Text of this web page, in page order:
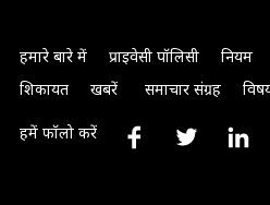
हमारे बारे में प्राइवेसी पॉलिसी नियम
शिकायत
खबरें समाचार संग्रह
हमें फॉलो करें